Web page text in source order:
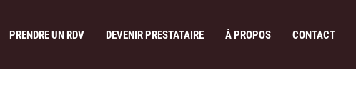
PRENDRE UN RDV DEVENIR PRESTATAIRE À PROPOS CONTACT